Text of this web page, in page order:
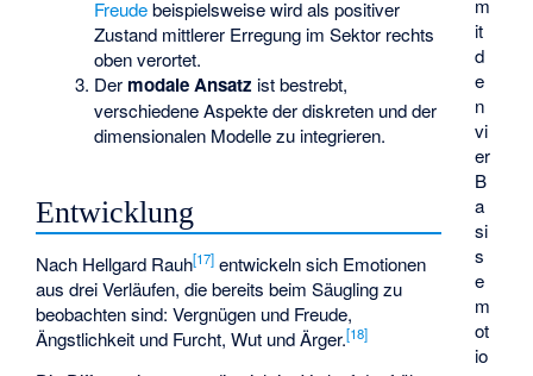
m
it
d
e
n
vi
er
B
a
si
s
e
m
ot
io
Freudebeispielsweise wird als positiver
Zustand mittlerer Erregung im Sektor rechts
oben verortet.
Der modale Ansatz ist bestrebt,
verschiedene Aspekte der diskreten und der
dimensionalen Modelle zu integrieren.
Entwicklung
Nach Hellgard Rauh[17] entwickeln sich Emotionen
aus drei Verläufen, die bereits beim Säugling zu
beobachten sind: Vergnügen und Freude,
Ängstlichkeit und Furcht, Wut und Ärger.[18]